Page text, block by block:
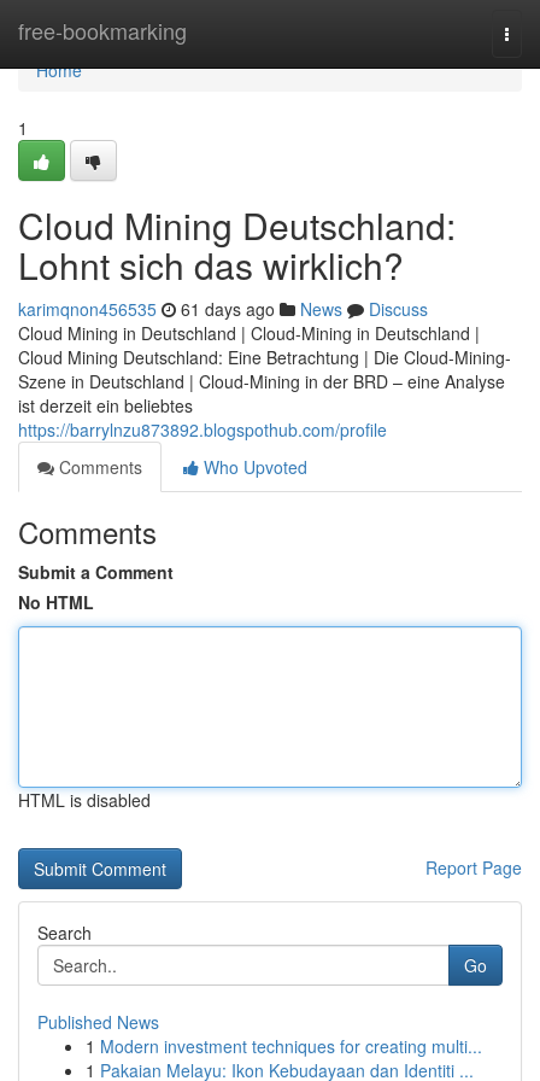
free-bookmarking
Home
Home
1
Cloud Mining Deutschland:
Lohnt sich das wirklich?
karimqnon456535 61 days ago News
Discuss
Cloud Mining in Deutschland | Cloud-Mining in Deutschland |
Cloud Mining Deutschland: Eine Betrachtung | Die Cloud-Mining-
Szene in Deutschland | Cloud-Mining in der BRD – eine Analyse
ist derzeit ein beliebtes
https://barrylnzu873892.blogspothub.com/profile
Comments
Who Upvoted
Comments
Submit a Comment
No HTML
HTML is disabled
Report Page
Search
Go
Published News
1 Modern investment techniques for creating multi...
1 Pakaian Melayu: Ikon Kebudayaan dan Identiti ...